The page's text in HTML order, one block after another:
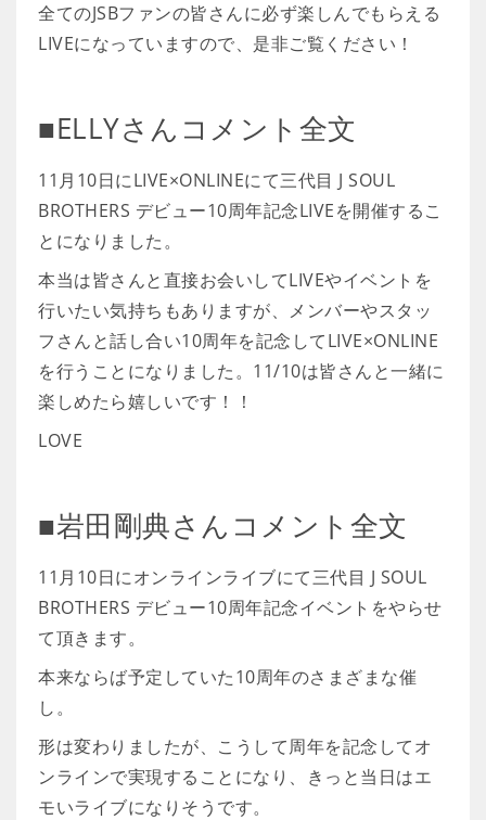
全てのJSBファンの皆さんに必ず楽しんでもらえる
LIVEになっていますので、是非ご覧ください！
■ELLYさんコメント全文
11月10日にLIVE×ONLINEにて三代目 J SOUL
BROTHERS デビュー10周年記念LIVEを開催するこ
とになりました。
本当は皆さんと直接お会いしてLIVEやイベントを
行いたい気持ちもありますが、メンバーやスタッ
フさんと話し合い10周年を記念してLIVE×ONLINE
を行うことになりました。11/10は皆さんと一緒に
楽しめたら嬉しいです！！
LOVE
■岩田剛典さんコメント全文
11月10日にオンラインライブにて三代目 J SOUL
BROTHERS デビュー10周年記念イベントをやらせ
て頂きます。
本来ならば予定していた10周年のさまざまな催
し。
形は変わりましたが、こうして周年を記念してオ
ンラインで実現することになり、きっと当日はエ
モいライブになりそうです。